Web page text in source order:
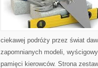
ciekawej podróży przez świat
zapomnianych modeli,
pamięci kierowców. Strona